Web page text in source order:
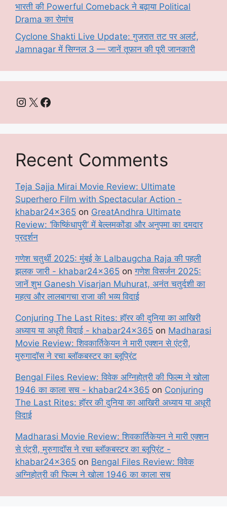
भारती की Powerful Comeback ने बढ़ाया Political
Drama का रोमांच
Cyclone Shakti Live Update: गुजरात तट पर अलर्ट,
Jamnagar में सिग्नल 3 — जानें तूफ़ान की पूरी जानकारी
Instagram
X Facebook
Recent Comments
Teja Sajja Mirai Movie Review: Ultimate
Superhero Film with Spectacular Action -
khabar24x365 on GreatAndhra Ultimate
Review: ‘किष्किंधापुरी’ में बेल्लमकोंडा और अनुपमा का दमदार
प्रदर्शन
गणेश चतुर्थी 2025: मुंबई के Lalbaugcha Raja की पहली
झलक जारी - khabar24x365 onगणेश विसर्जन 2025:
जानें शुभ Ganesh Visarjan Muhurat, अनंत चतुर्दशी का
महत्व और लालबागचा राजा की भव्य विदाई
Conjuring The Last Rites: हॉरर की दुनिया का आखिरी
अध्याय या अधूरी विदाई - khabar24x365 on Madharasi
Movie Review: शिवकार्तिकेयन ने मारी एक्शन से एंट्री,
मुरुगादॉस ने रचा ब्लॉकबस्टर का ब्लूप्रिंट
Bengal Files Review: विवेक अग्निहोत्री की फिल्म ने खोला
1946 का काला सच - khabar24x365 on Conjuring
The Last Rites: हॉरर की दुनिया का आखिरी अध्याय या अधूरी
विदाई
Madharasi Movie Review: शिवकार्तिकेयन ने मारी एक्शन
से एंट्री, मुरुगादॉस ने रचा ब्लॉकबस्टर का ब्लूप्रिंट -
khabar24x365 on Bengal Files Review: विवेक
अग्निहोत्री की फिल्म ने खोला 1946 का काला सच